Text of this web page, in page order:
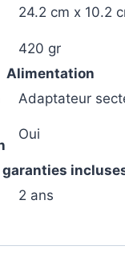
24.2 cm x 10.2
420 gr
Alimentation
Adaptateur
Oui
garanties
2 ans